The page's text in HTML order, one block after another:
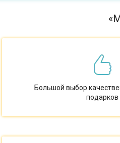
Большой выбор
подарков